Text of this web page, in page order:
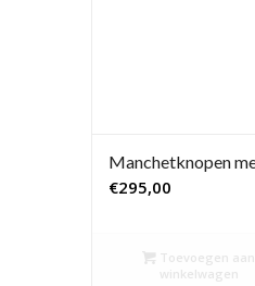
Manchetknopen
€295,00
Toevoegen aan
winkelwagen